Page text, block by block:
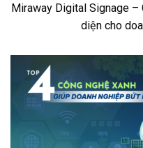
Miraway Digital Signage
diện cho